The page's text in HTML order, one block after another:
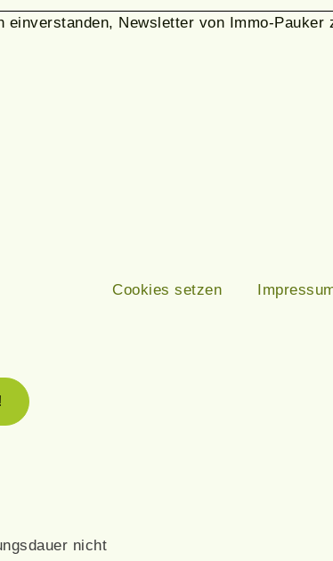
Newsletter von Immo-
Cookies setzen
nicht